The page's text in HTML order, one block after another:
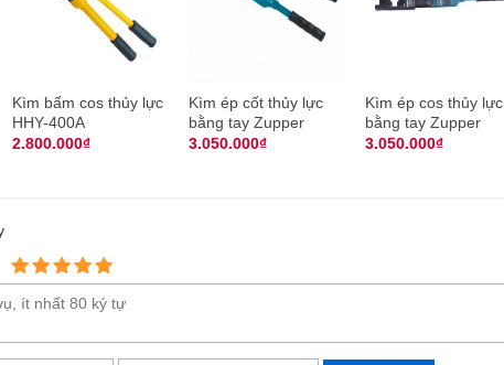
Hình ảnh máy ép cos thủy lực dùng tay Zupper KYQ-300C
lực dùng tay Zupper KYQ-300C ở đâu?
Kìm bấm cos thủy lực
HHY-400A
2.800.000₫
Kìm ép cốt thủy lực
bằng tay Zupper
KDG-150
3.050.000₫
Kìm ép cos thủy lực
bằng tay Zupper
KYQ-300B
3.050.000₫